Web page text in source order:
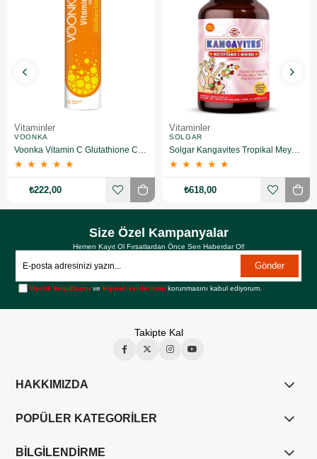
Vitaminler
VOONKA
★ ★ ★ ★ ★
₺222,00
Vitaminler
SOLGAR
★ ★ ★ ★ ★
₺618,00
Size Özel Kampanyalar
Hemen Kayıt Ol Fırsatlardan Önce Sen Haberdar Ol!
Gönder
Üyelik koşullarını vekişisel verilerimin korunmasını kabul ediyorum.
Takipte Kal
HAKKIMIZDA
POPÜLER KATEGORİLER
BİLGİLENDİRME